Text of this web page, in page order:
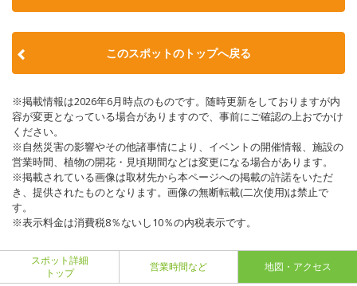
このスポットのトップへ戻る
※掲載情報は2026年6月時点のものです。随時更新をしておりますが内
容が変更となっている場合がありますので、事前にご確認の上おでかけ
ください。
※自然災害の影響やその他諸事情により、イベントの開催情報、施設の
営業時間、植物の開花・見頃期間などは変更になる場合があります。
※掲載されている画像は取材先から本ページへの掲載の許諾をいただ
き、提供されたものとなります。画像の無断転載(二次使用)は禁止で
す。
※表示料金は消費税8％ないし10％の内税表示です。
スポット詳細
トップ
営業時間など 地図・アクセス